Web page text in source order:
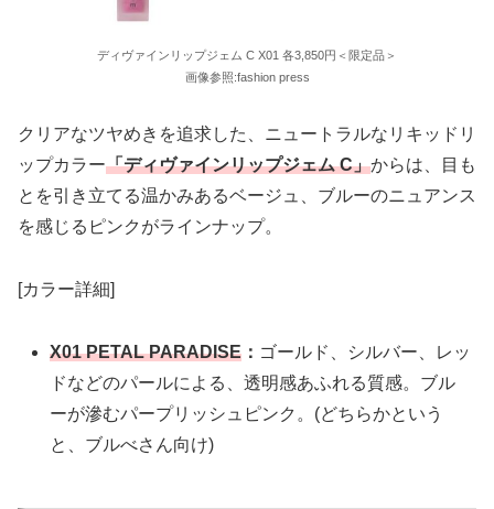
ディヴァインリップジェム C X01 各3,850円＜限定品＞
画像参照:fashion press
クリアなツヤめきを追求した、ニュートラルなリキッドリ
ップカラー「ディヴァインリップジェム C」からは、目も
とを引き立てる温かみあるベージュ、ブルーのニュアンス
を感じるピンクがラインナップ。
[カラー詳細]
X01 PETAL PARADISE ： ゴールド、シルバー、レッ
ドなどのパールによる、透明感あふれる質感。ブル
ーが滲むパープリッシュピンク。(どちらかという
と、ブルべさん向け)